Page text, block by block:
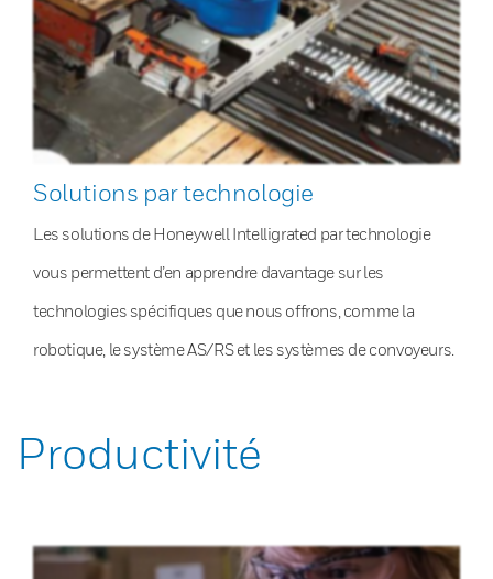
Solutions par technologie
Les solutions de Honeywell Intelligrated par technologie
vous permettent d’en apprendre davantage sur les
technologies spécifiques que nous offrons, comme la
robotique, le système AS/RS et les systèmes de convoyeurs.
Productivité